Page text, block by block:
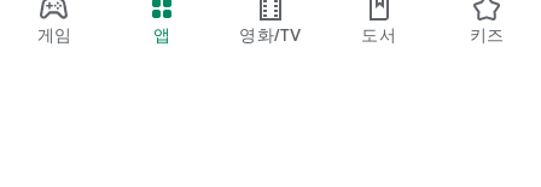
게임 앱 영화/TV 도서 키즈